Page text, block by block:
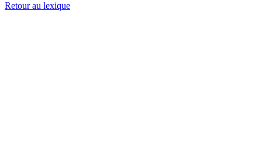
Retour au lexique